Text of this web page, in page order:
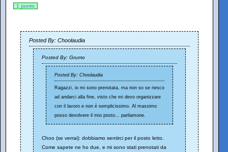
1 punto
Posted By: Choolaudia
Posted By: Grumo
Posted By: Choolaudia
Ragazzi, io mi sono prenotata, ma non so se riesco
ad andarci alla fine, visto che mi devo organizzare
con il lavoro e non è semplicissimo. Al massimo
posso devolvere il mio posto... parliamone.
Choo (se verrai): dobbiamo sentirci per il posto letto.
Come sapete ne ho due, e mi sono stati prenotati da